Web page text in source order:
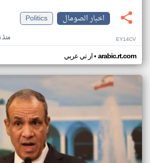
اخبار الصومال
Politics
منذ ١٩ يوم EY14CV
ار تي عربي• arabic.rt.com